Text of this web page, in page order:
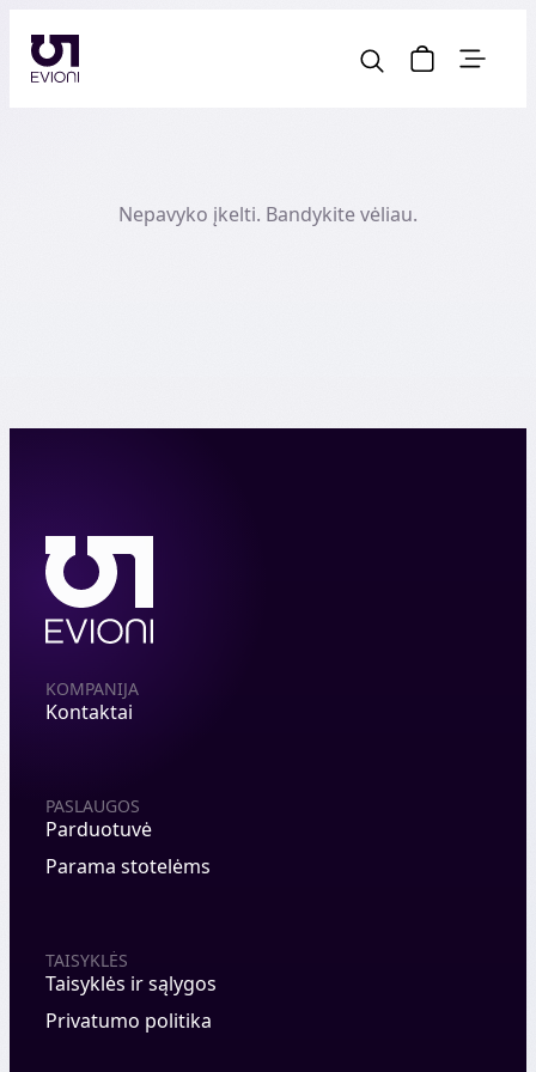
Nepavyko įkelti. Bandykite vėliau.
KOMPANIJA
Kontaktai
PASLAUGOS
Parduotuvė
Parama stotelėms
TAISYKLĖS
Taisyklės ir sąlygos
Privatumo politika